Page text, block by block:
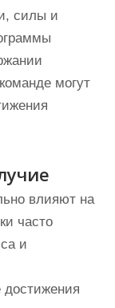
силы и
могут
влияют на
часто
и